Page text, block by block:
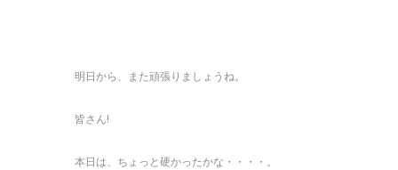
明日から、また頑張りましょうね。
皆さん!
本日は、ちょっと硬かったかな・・・・。